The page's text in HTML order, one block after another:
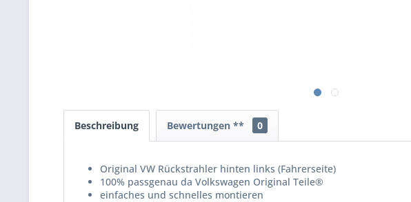
Beschreibung Bewertungen ** 0
Original VW Rückstrahler hinten links (Fahrerseite)
100% passgenau da Volkswagen Original Teile®
einfaches und schnelles montieren